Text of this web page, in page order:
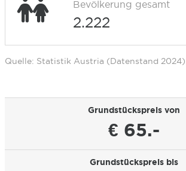
Bevölkerung gesamt
2.222
Quelle: Statistik Austria (Datenstand 2024)
Grundstückspreis von
€ 65.-
Grundstückspreis bis